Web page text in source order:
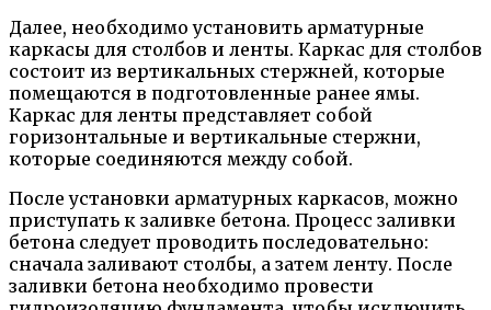
Далее, необходимо установить арматурные
каркасы для столбов и ленты. Каркас для столбов
состоит из вертикальных стержней, которые
помещаются в подготовленные ранее ямы.
Каркас для ленты представляет собой
горизонтальные и вертикальные стержни,
которые соединяются между собой.
После установки арматурных каркасов, можно
приступать к заливке бетона. Процесс заливки
бетона следует проводить последовательно:
сначала заливают столбы, а затем ленту. После
заливки бетона необходимо провести